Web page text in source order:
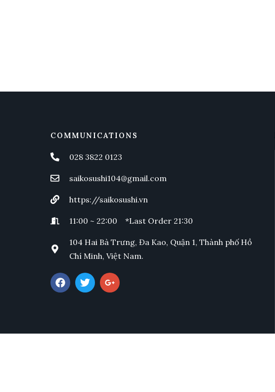
COMMUNICATIONS
028 3822 0123
saikosushi104@gmail.com
https://saikosushi.vn
11:00 ~ 22:00 *Last Order 21:30
104 Hai Bà Trưng, Đa Kao, Quận 1, Thành phố Hồ
Chí Minh, Việt Nam.